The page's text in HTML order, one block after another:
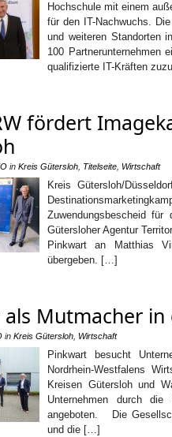
Hochschule mit einem
für den IT-Nachwuchs.
und weiteren Standorten
100 Partnerunternehmen
qualifizierte IT-Kräften
fördert
in Kreis Gütersloh Titelseite Wirtschaft
Kreis Gütersloh/
Zuwendungsbescheid
Gütersloher Agentur
Pinkwart an Matthias
übergeben. […]
Mutmacher in
in Kreis Gütersloh Wirtschaft
Pinkwart besucht
Nordrhein-Westfalens
Kreisen Gütersloh und
Unternehmen durch
angeboten. Die
und die […]